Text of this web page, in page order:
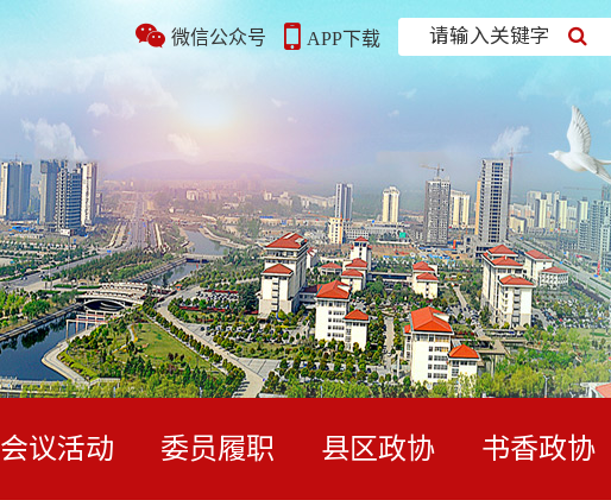
微信公众号 APP下载 请输入关键字
会议活动 委员履职 县区政协 书香政协